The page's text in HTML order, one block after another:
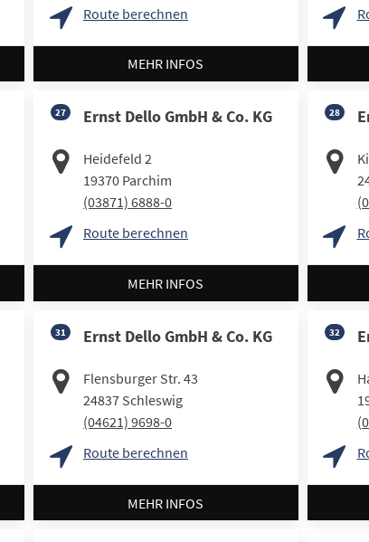
Route berechnen
MEHR INFOS
27 Ernst Dello GmbH & Co. KG
Heidefeld 2
19370 Parchim
(03871) 6888-0
Route berechnen
MEHR INFOS
28
31 Ernst Dello GmbH & Co. KG
Flensburger Str. 43
24837 Schleswig
(04621) 9698-0
Route berechnen
MEHR INFOS
32